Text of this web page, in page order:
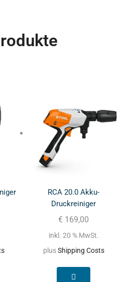
RCA 20.0 Akku-
Druckreiniger
€ 169,00
inkl. 20 % MwSt.
plusShipping Costs